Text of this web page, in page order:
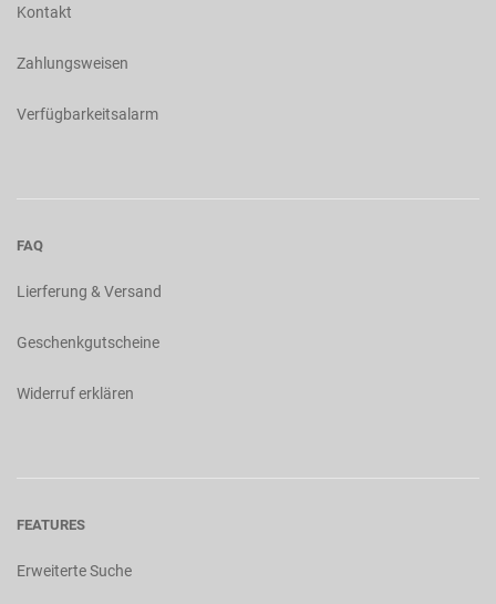
Kontakt
Zahlungsweisen
Verfügbarkeitsalarm
FAQ
Lierferung & Versand
Geschenkgutscheine
Widerruf erklären
FEATURES
Erweiterte Suche